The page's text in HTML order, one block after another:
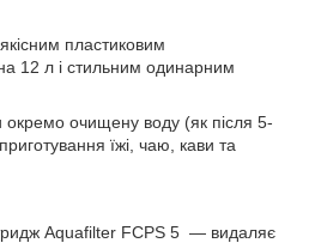
пластиковим
12 л і стильним одинарним
окремо очищену воду (як після 5-
їжі, чаю, кави та
Aquafilter FCPS 5 — видаляє